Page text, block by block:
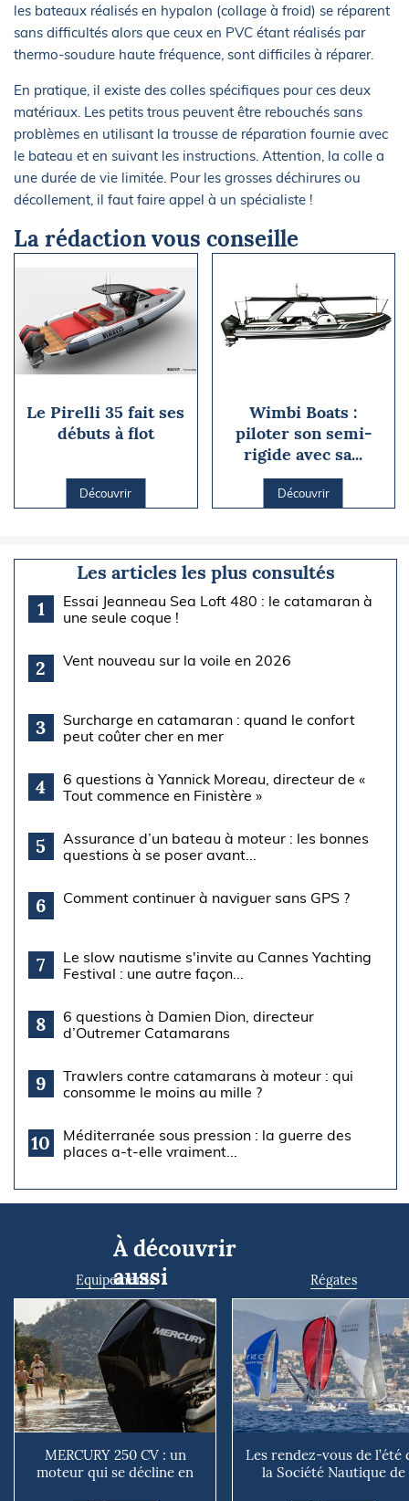
les bateaux réalisés en hypalon (collage à froid) se réparent
sans difficultés alors que ceux en PVC étant réalisés par
thermo-soudure haute fréquence, sont difficiles à réparer.
En pratique, il existe des colles spécifiques pour ces deux
matériaux. Les petits trous peuvent être rebouchés sans
problèmes en utilisant la trousse de réparation fournie avec
le bateau et en suivant les instructions. Attention, la colle a
une durée de vie limitée. Pour les grosses déchirures ou
décollement, il faut faire appel à un spécialiste !
La rédaction vous conseille
Le Pirelli 35 fait ses
débuts à flot
Découvrir
Wimbi Boats :
piloter son semi-
rigide avec sa...
Découvrir
Les articles les plus consultés
1
Essai Jeanneau Sea Loft 480 : le catamaran à
une seule coque !
2 Vent nouveau sur la voile en 2026
3
Surcharge en catamaran : quand le confort
peut coûter cher en mer
4
6 questions à Yannick Moreau, directeur de «
Tout commence en Finistère »
5
Assurance d’un bateau à moteur : les bonnes
questions à se poser avant...
6 Comment continuer à naviguer sans GPS ?
7
Le slow nautisme s'invite au Cannes Yachting
Festival : une autre façon...
8
6 questions à Damien Dion, directeur
d’Outremer Catamarans
9
Trawlers contre catamarans à moteur : qui
consomme le moins au mille ?
10
Méditerranée sous pression : la guerre des
places a-t-elle vraiment...
À découvrir
aussi
Equipements
MERCURY 250 CV : un
moteur qui se décline en
Régates
Les rendez-vous de l’été
la Société Nautique de